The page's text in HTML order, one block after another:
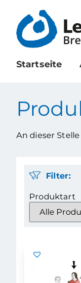
Startseite
An dieser
Filter:
Produktart